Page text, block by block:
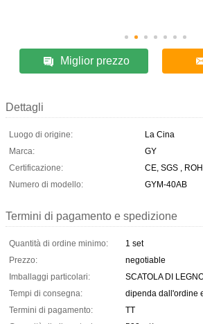
Miglior prezzo
Dettagli
Luogo di origine:
La Cina
Marca:
GY
Certificazione:
CE, SGS ,
Numero di modello:
GYM-40AB
Termini di pagamento e spedizione
Quantità di ordine minimo:
1 set
Prezzo:
negotiable
Imballaggi particolari:
SCATOLA DI
Tempi di consegna:
dipenda dall'ordine
Termini di pagamento:
TT